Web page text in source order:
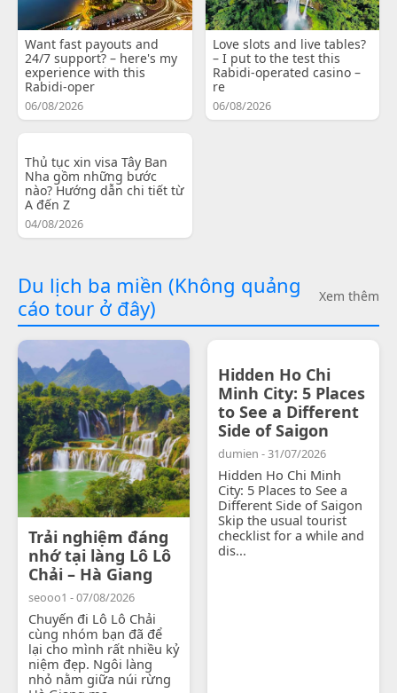
Want fast payouts and
24/7 support? – here's my
experience with this
Rabidi-oper
06/08/2026
Love slots and live tables?
– I put to the test this
Rabidi-operated casino –
re
06/08/2026
Thủ tục xin visa Tây Ban
Nha gồm những bước
nào? Hướng dẫn chi tiết từ
A đến Z
04/08/2026
Du lịch ba miền (Không quảng
cáo tour ở đây)
Xem thêm
Trải nghiệm đáng
nhớ tại làng Lô Lô
Chải – Hà Giang
seooo1 - 07/08/2026
Chuyến đi Lô Lô Chải
cùng nhóm bạn đã để
lại cho mình rất nhiều kỷ
niệm đẹp. Ngôi làng
nhỏ nằm giữa núi rừng
Hidden Ho Chi
Minh City: 5 Places
to See a Different
Side of Saigon
dumien - 31/07/2026
Hidden Ho Chi Minh
City: 5 Places to See a
Different Side of Saigon
Skip the usual tourist
checklist for a while and
dis...